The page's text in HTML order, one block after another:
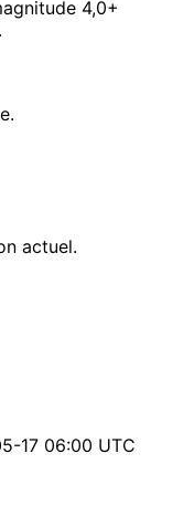
4,0+
actuel.
17 06:00 UTC